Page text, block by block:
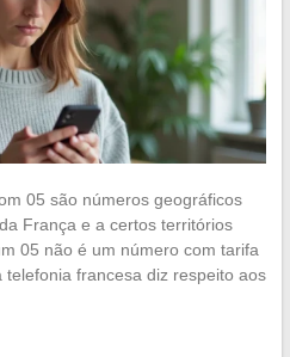
05 são números geográficos
França e a certos territórios
05 não é um número com tarifa
telefonia francesa diz respeito aos